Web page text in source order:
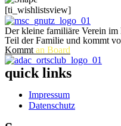
[ti_wishlistsview]
Der kleine familiäre Verein
Teil der Familie und kommt
Kommt an Board
quick links
Impressum
Datenschutz